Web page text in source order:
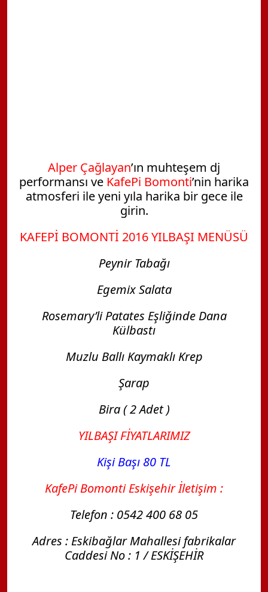
Alper Çağlayan’ın muhteşem dj
performansı ve KafePi Bomonti’nin harika
atmosferi ile yeni yıla harika bir gece ile
girin.
KAFEPİ BOMONTİ 2016 YILBAŞI MENÜSÜ
Peynir Tabağı
Egemix Salata
Rosemary’li Patates Eşliğinde Dana
Külbastı
Muzlu Ballı Kaymaklı Krep
Şarap
Bira ( 2 Adet )
YILBAŞI FİYATLARIMIZ
Kişi Başı 80 TL
KafePi Bomonti Eskişehir İletişim :
Telefon : 0542 400 68 05
Adres : Eskibağlar Mahallesi fabrikalar
Caddesi No : 1 / ESKİŞEHİR